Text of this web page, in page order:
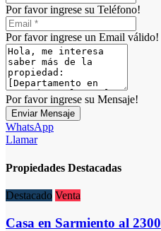
Por favor ingrese su Teléfono!
Por favor ingrese un Email válido!
Por favor ingrese su Mensaje!
Enviar Mensaje
WhatsApp
Llamar
Propiedades Destacadas
Destacado Venta
Casa en Sarmiento al 2300